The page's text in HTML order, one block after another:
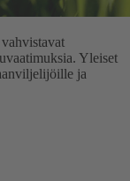
Yleiset
ja